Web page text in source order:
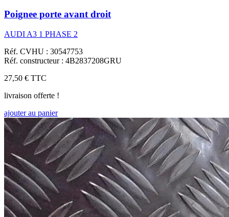
Poignee porte avant droit
AUDI A3 1 PHASE 2
Réf. CVHU : 30547753
Réf. constructeur : 4B2837208GRU
27,50 € TTC
livraison offerte !
ajouter au panier